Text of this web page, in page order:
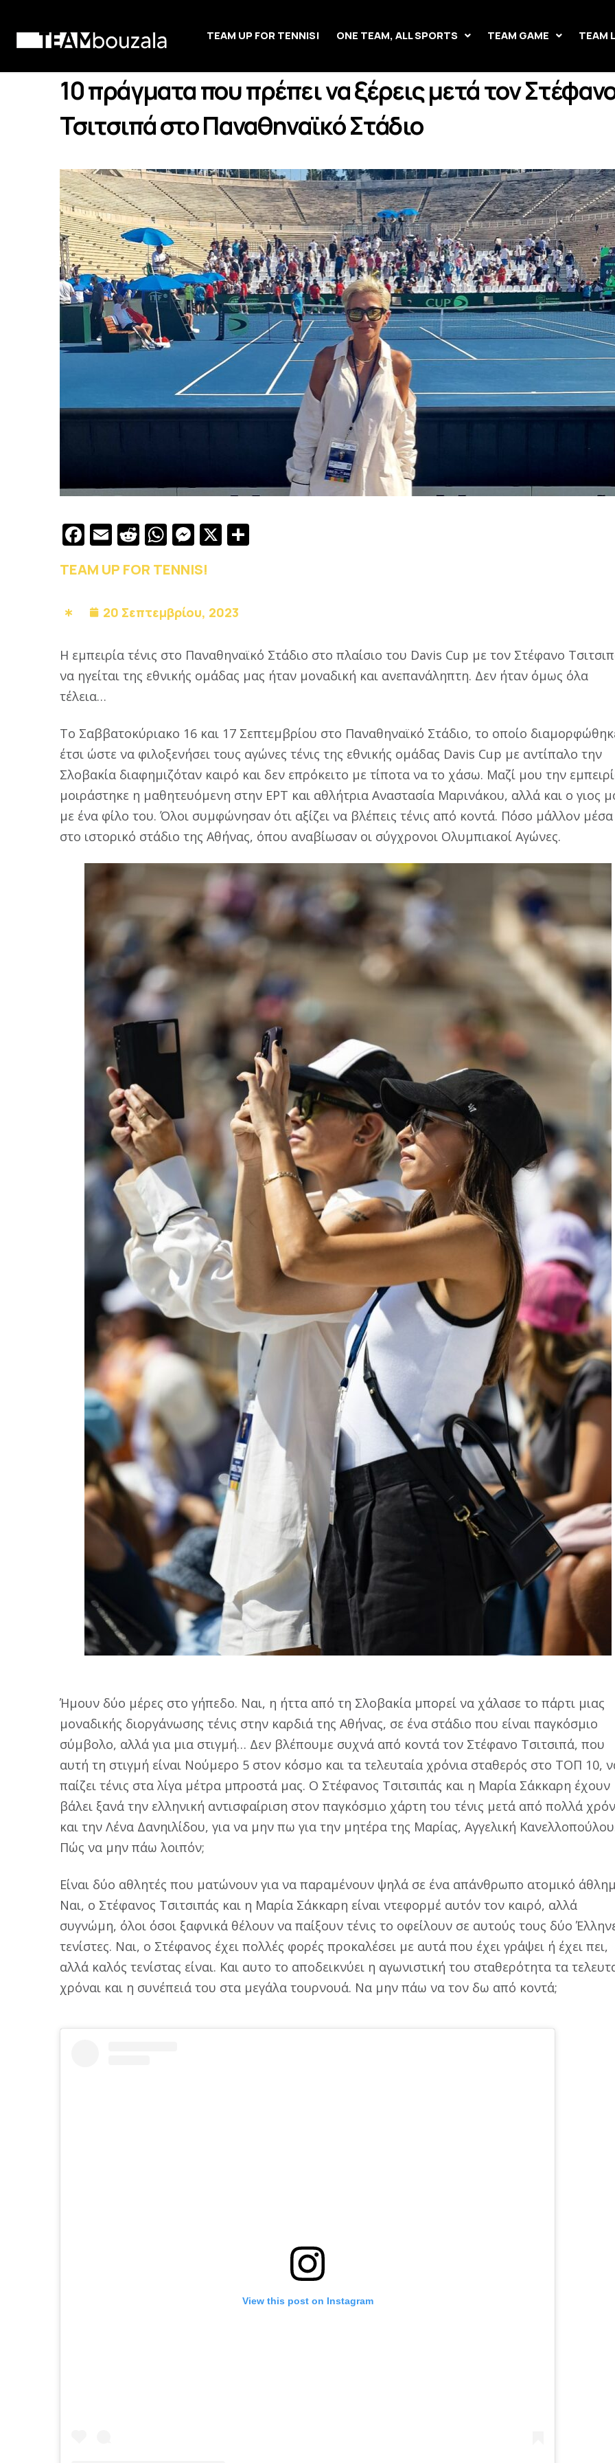
TEAM UP FOR TENNIS! ONE TEAM, ALL SPORTS TEAM GAME TEAM
10 πράγματα που πρέπει να ξέρεις μετά τον
Τσιτσιπά στο Παναθηναϊκό Στάδιο
Facebook
EmailReddit
WhatsApp
Messenger
X
TEAM UP FOR TENNIS!
20 Σεπτεμβρίου, 2023
Η εμπειρία τένις στο Παναθηναϊκό Στάδιο στο πλαίσιο του Davis Cup με τον Στέφανο
να ηγείται της εθνικής ομάδας μας ήταν μοναδική και ανεπανάληπτη. Δεν ήταν όμως όλα
τέλεια…
Το Σαββατοκύριακο 16 και 17 Σεπτεμβρίου στο Παναθηναϊκό Στάδιο, το οποίο
έτσι ώστε να φιλοξενήσει τους αγώνες τένις της εθνικής ομάδας Davis Cup με αντίπαλο την
Σλοβακία διαφημιζόταν καιρό και δεν επρόκειτο με τίποτα να το χάσω. Μαζί μου την
μοιράστηκε η μαθητευόμενη στην ΕΡΤ και αθλήτρια Αναστασία Μαρινάκου, αλλά και ο γιος
με ένα φίλο του. Όλοι συμφώνησαν ότι αξίζει να βλέπεις τένις από κοντά. Πόσο μάλλον μέσα
στο ιστορικό στάδιο της Αθήνας, όπου αναβίωσαν οι σύγχρονοι Ολυμπιακοί Αγώνες.
Ήμουν δύο μέρες στο γήπεδο. Ναι, η ήττα από τη Σλοβακία μπορεί να χάλασε το πάρτι μιας
μοναδικής διοργάνωσης τένις στην καρδιά της Αθήνας, σε ένα στάδιο που είναι παγκόσμιο
σύμβολο, αλλά για μια στιγμή… Δεν βλέπουμε συχνά από κοντά τον Στέφανο Τσιτσιπά, που
αυτή τη στιγμή είναι Νούμερο 5 στον κόσμο και τα τελευταία χρόνια σταθερός στο ΤΟΠ 10,
παίζει τένις στα λίγα μέτρα μπροστά μας. Ο Στέφανος Τσιτσιπάς και η Μαρία Σάκκαρη έχουν
βάλει ξανά την ελληνική αντισφαίριση στον παγκόσμιο χάρτη του τένις μετά από πολλά
και την Λένα Δανηιλίδου, για να μην πω για την μητέρα της Μαρίας, Αγγελική
Πώς να μην πάω λοιπόν;
Είναι δύο αθλητές που ματώνουν για να παραμένουν ψηλά σε ένα απάνθρωπο ατομικό
Ναι, ο Στέφανος Τσιτσιπάς και η Μαρία Σάκκαρη είναι ντεφορμέ αυτόν τον καιρό, αλλά
συγνώμη, όλοι όσοι ξαφνικά θέλουν να παίξουν τένις το οφείλουν σε αυτούς τους δύο
τενίστες. Ναι, ο Στέφανος έχει πολλές φορές προκαλέσει με αυτά που έχει γράψει ή έχει πει,
αλλά καλός τενίστας είναι. Και αυτο το αποδεικνύει η αγωνιστική του σταθερότητα τα
χρόναι και η συνέπειά του στα μεγάλα τουρνουά. Να μην πάω να τον δω από κοντά;
View this post on Instagram